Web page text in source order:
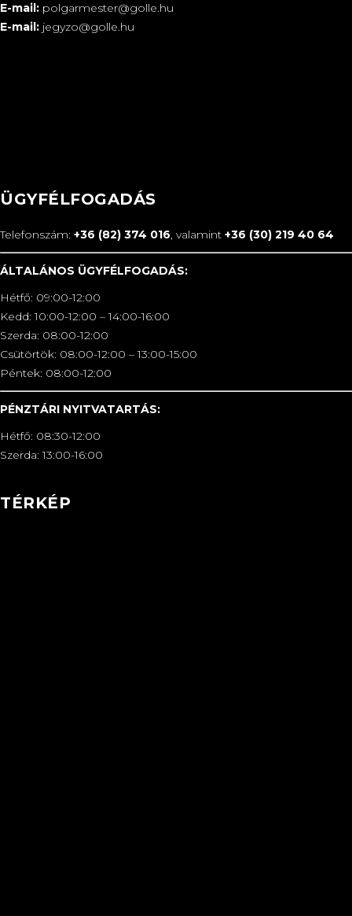
E-mail: polgarmester@golle.hu
E-mail: jegyzo@golle.hu
ÜGYFÉLFOGADÁS
Telefonszám: +36 (82) 374 016, valamint +36 (30) 219 40 64
ÁLTALÁNOS ÜGYFÉLFOGADÁS:
Hétfő: 09:00-12:00
Kedd: 10:00-12:00 – 14:00-16:00
Szerda: 08:00-12:00
Csütörtök: 08:00-12:00 – 13:00-15:00
Péntek: 08:00-12:00
PÉNZTÁRI NYITVATARTÁS:
Hétfő: 08:30-12:00
Szerda: 13:00-16:00
TÉRKÉP